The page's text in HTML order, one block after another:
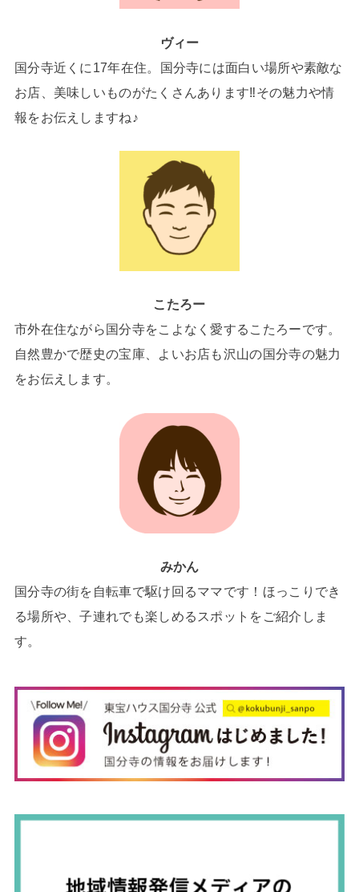
ヴィー
国分寺近くに17年在住。国分寺には面白い場所や素敵な
お店、美味しいものがたくさんあります‼その魅力や情
報をお伝えしますね♪
こたろー
市外在住ながら国分寺をこよなく愛するこたろーです。
自然豊かで歴史の宝庫、よいお店も沢山の国分寺の魅力
をお伝えします。
みかん
国分寺の街を自転車で駆け回るママです！ほっこりでき
る場所や、子連れでも楽しめるスポットをご紹介しま
す。